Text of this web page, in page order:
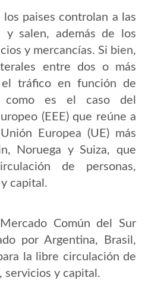
paises controlan a las
y salen, además de los
y mercancías. Si bien,
entre dos o más
tráfico en función de
como es el caso del
(EEE) que reúne a
Europea (UE) más
Noruega y Suiza, que
de personas,
capital.
Común del Sur
por Argentina, Brasil,
la libre circulación de
servicios y capital.